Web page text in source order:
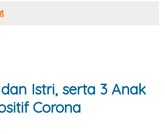
Istri, serta 3 Anak
Corona